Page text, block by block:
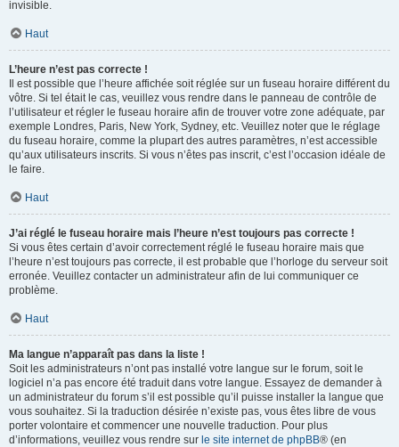
invisible.
Haut
L’heure n’est pas correcte !
Il est possible que l’heure affichée soit réglée sur un fuseau horaire différent du
vôtre. Si tel était le cas, veuillez vous rendre dans le panneau de contrôle de
l’utilisateur et régler le fuseau horaire afin de trouver votre zone adéquate, par
exemple Londres, Paris, New York, Sydney, etc. Veuillez noter que le réglage
du fuseau horaire, comme la plupart des autres paramètres, n’est accessible
qu’aux utilisateurs inscrits. Si vous n’êtes pas inscrit, c’est l’occasion idéale de
le faire.
Haut
J’ai réglé le fuseau horaire mais l’heure n’est toujours pas correcte !
Si vous êtes certain d’avoir correctement réglé le fuseau horaire mais que
l’heure n’est toujours pas correcte, il est probable que l’horloge du serveur soit
erronée. Veuillez contacter un administrateur afin de lui communiquer ce
problème.
Haut
Ma langue n’apparaît pas dans la liste !
Soit les administrateurs n’ont pas installé votre langue sur le forum, soit le
logiciel n’a pas encore été traduit dans votre langue. Essayez de demander à
un administrateur du forum s’il est possible qu’il puisse installer la langue que
vous souhaitez. Si la traduction désirée n’existe pas, vous êtes libre de vous
porter volontaire et commencer une nouvelle traduction. Pour plus
d’informations, veuillez vous rendre sur le site internet de phpBB® (en